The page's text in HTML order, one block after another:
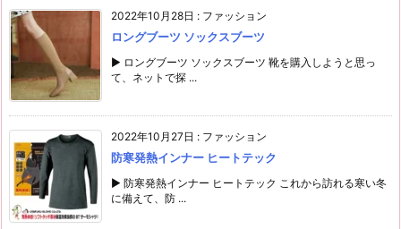
2022年10月28日 : ファッション
ロングブーツ ソックスブーツ
▶ ロングブーツ ソックスブーツ 靴を購入しようと思っ
て、ネットで探 ...
2022年10月27日 : ファッション
防寒発熱インナー ヒートテック
▶ 防寒発熱インナー ヒートテック これから訪れる寒い冬
に備えて、防 ...